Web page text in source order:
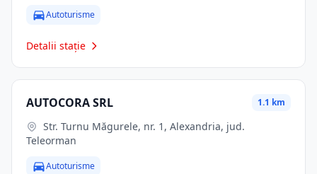
Autoturisme
Detalii stație
AUTOCORA SRL 1.1 km
Teleorman
Autoturisme